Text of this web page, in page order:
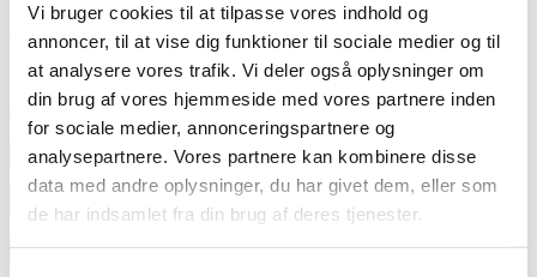
Vi bruger cookies til at tilpasse vores indhold og
annoncer, til at vise dig funktioner til sociale medier og til
at analysere vores trafik. Vi deler også oplysninger om
din brug af vores hjemmeside med vores partnere inden
for sociale medier, annonceringspartnere og
analysepartnere. Vores partnere kan kombinere disse
data med andre oplysninger, du har givet dem, eller som
de har indsamlet fra din brug af deres tjenester.
Frank Holm // han/hans // out&about
I mere end 40 år har Vivienne McKee og hendes Crazy
Christmas Caberet team hvert år serveret britisk humor
pakket
Læs mere
annonce
annonce